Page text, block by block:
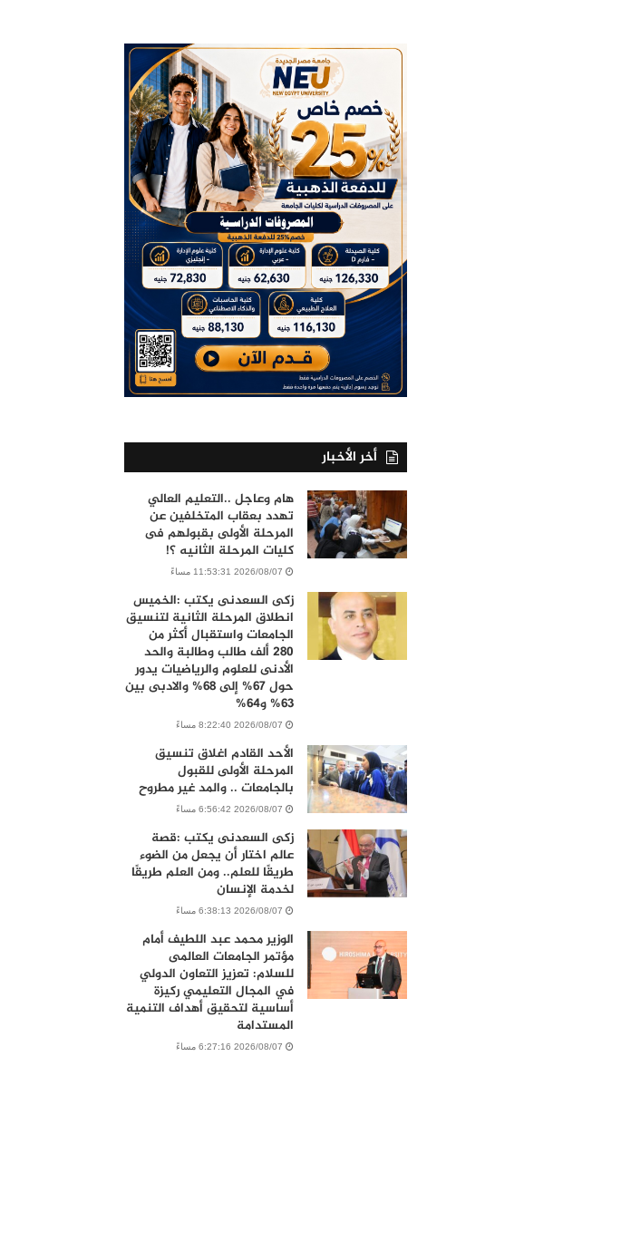
أخر الأخبار
هام وعاجل ..التعليم العالي
تهدد بعقاب المتخلفين عن
المرحلة الأولى بقبولهم فى
كليات المرحلة الثانيه ؟!
2026/08/07 11:53:31 مساءً
زكى السعدنى يكتب :الخميس
انطلاق المرحلة الثانية لتنسيق
الجامعات واستقبال أكثر من
280 ألف طالب وطالبة والحد
الأدنى للعلوم والرياضيات يدور
حول 67% إلى 68% والادبى بين
63% و64%
2026/08/07 8:22:40 مساءً
الأحد القادم اغلاق تنسيق
المرحلة الأولى للقبول
بالجامعات .. والمد غير مطروح
2026/08/07 6:56:42 مساءً
زكى السعدنى يكتب :قصة
عالم اختار أن يجعل من الضوء
طريقًا للعلم.. ومن العلم طريقًا
لخدمة الإنسان
2026/08/07 6:38:13 مساءً
الوزير محمد عبد اللطيف أمام
مؤتمر الجامعات العالمى
للسلام: تعزيز التعاون الدولي
في المجال التعليمي ركيزة
أساسية لتحقيق أهداف التنمية
المستدامة
2026/08/07 6:27:16 مساءً